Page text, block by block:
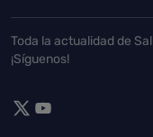
Toda la actualidad de
¡Síguenos!